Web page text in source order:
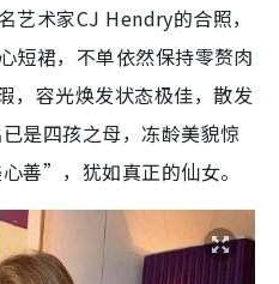
艺术家CJ Hendry的合照，
短裙，不单依然保持零赘肉
，容光焕发状态极佳，散发
是四孩之母，冻龄美貌惊
善”，犹如真正的仙女。